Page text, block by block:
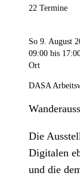
22 Termine
So 9. August
09:00 bis
Ort
DASA
Die
Digitalen
und die